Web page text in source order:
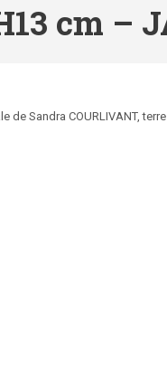
cm –
de Sandra COURLIVANT,